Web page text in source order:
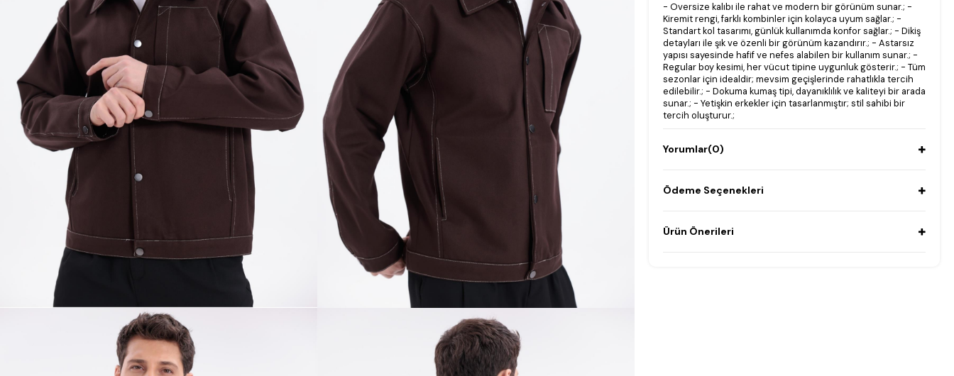
- Oversize kalıbı ile rahat ve modern bir görünüm sunar.; -
Kiremit rengi, farklı kombinler için kolayca uyum sağlar.; -
Standart kol tasarımı, günlük kullanımda konfor sağlar.; - Dikiş
detayları ile şık ve özenli bir görünüm kazandırır.; - Astarsız
yapısı sayesinde hafif ve nefes alabilen bir kullanım sunar.; -
Regular boy kesimi, her vücut tipine uygunluk gösterir.; - Tüm
sezonlar için idealdir; mevsim geçişlerinde rahatlıkla tercih
edilebilir.; - Dokuma kumaş tipi, dayanıklılık ve kaliteyi bir arada
sunar.; - Yetişkin erkekler için tasarlanmıştır; stil sahibi bir
tercih oluşturur.;
Yorumlar(0)
Ödeme Seçenekleri
Ürün Önerileri